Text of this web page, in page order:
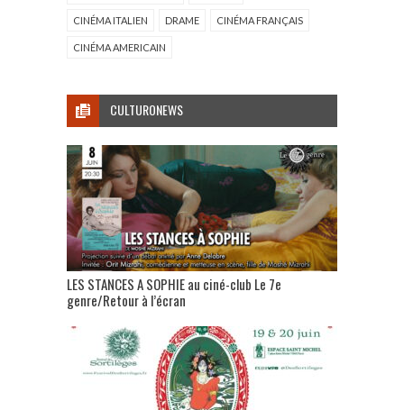
CINÉMA ITALIEN DRAME CINÉMA FRANÇAIS
CINÉMA AMERICAIN
CULTURONEWS
LES STANCES A SOPHIE au ciné-club Le 7e
genre/Retour à l’écran